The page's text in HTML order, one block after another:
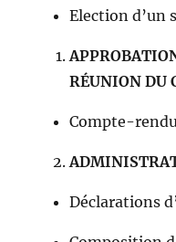
Election d’un
RÉUNION DU
Compte-
Déclarations